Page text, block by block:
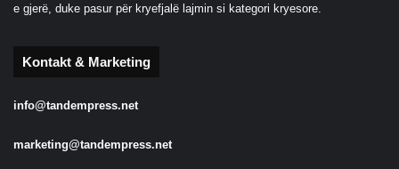
e gjerë, duke pasur për kryefjalë lajmin si kategori kryesore.
Kontakt & Marketing
info@tandempress.net
marketing@tandempress.net